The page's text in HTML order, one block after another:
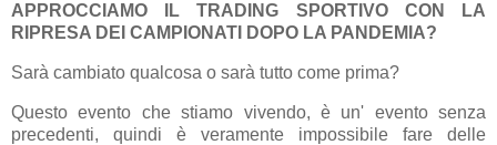
APPROCCIAMO IL TRADING SPORTIVO CON LA
RIPRESA DEI CAMPIONATI DOPO LA PANDEMIA?
Sarà cambiato qualcosa o sarà tutto come prima?
Questo evento che stiamo vivendo, è un' evento senza
precedenti, quindi è veramente impossibile fare delle